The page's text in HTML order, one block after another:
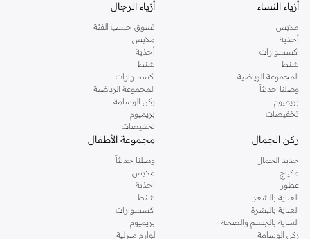
أزياء النساء
ملابس
أحذية
اكسسوارات
شنط
المجموعة الرياضية
وصلنا حديثاً
بريميوم
تخفيضات
أزياء الرجال
تسوق حسب الفئة
ملابس
أحذية
شنط
اكسسوارات
المجموعة الرياضية
ركن الوسامة
بريميوم
تخفيضات
ركن الجمال
جديد الجمال
مكياج
عطور
العناية بالشعر
العناية بالبشرة
العناية بالجسم والصحة
ركن الوسامة
مجموعة الأطفال
وصلنا حديثاً
ملابس
احذية
شنط
اكسسوارات
بريميوم
لوازم منزلية